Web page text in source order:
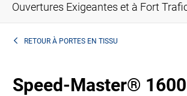
Ouvertures Exigeantes et à Fort
RETOUR À PORTES EN TISSU
Speed-Master®